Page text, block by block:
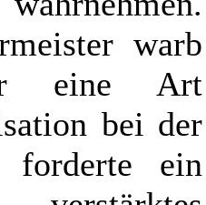
warb
eine Art
bei der
forderte ein